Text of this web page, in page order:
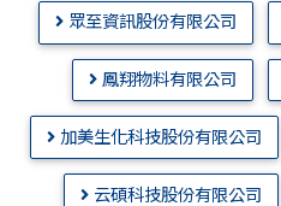
眾至資訊股份有限公司
鳳翔物料有限公司
加美生化科技股份有限公司
云碩科技股份有限公司